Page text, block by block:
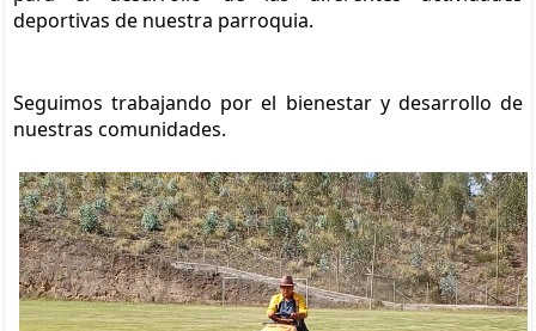
deportivas de nuestra parroquia.
Seguimos trabajando por el bienestar y desarrollo de
nuestras comunidades.